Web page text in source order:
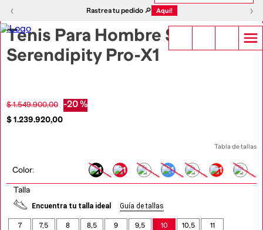
‹ Rastrea tu pedido 🔎 Aquí! ›
‹ ›
Tenis Para Hombre S-
Serendipity Pro-X1
$ 1.549.900,00 -20 %
$1.239.920,00
Tabla de tallas
Color:
Talla
Encuentra tu talla ideal Guía de tallas
7 7,5 8 8,5 9 9,5 10 10,5 11